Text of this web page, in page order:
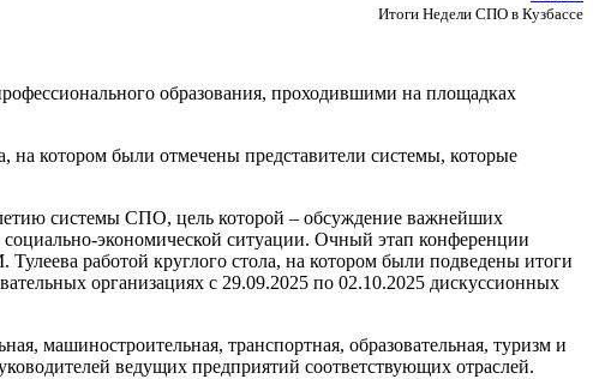
Итоги Недели СПО в Кузбассе
образования, проходившими на площадках
котором были отмечены представители системы, которые
системы СПО, цель которой – обсуждение важнейших
социально-экономической ситуации. Очный этап конференции
работой круглого стола, на котором были подведены итоги
организациях с 29.09.2025 по 02.10.2025 дискуссионных
машиностроительная, транспортная, образовательная, туризм и
ведущих предприятий соответствующих отраслей.